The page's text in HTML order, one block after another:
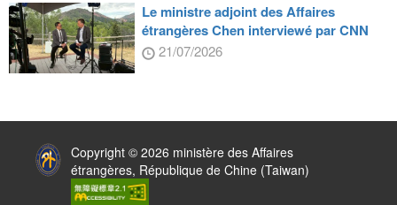
Le ministre adjoint des Affaires
étrangères Chen interviewé par CNN
21/07/2026
Copyright © 2026 ministère des Affaires
étrangères, République de Chine (Taiwan)